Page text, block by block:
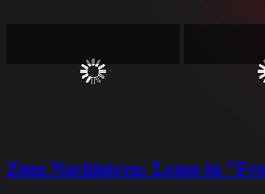
Zum Nachhören: Lemo in